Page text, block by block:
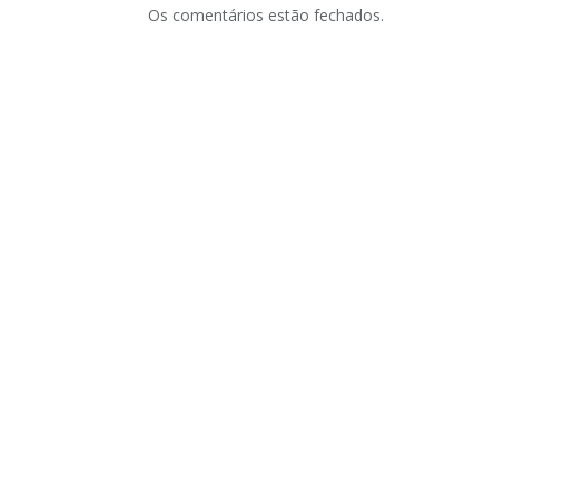
Os comentários estão fechados.